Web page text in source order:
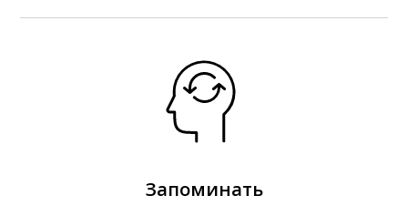
Запоминать